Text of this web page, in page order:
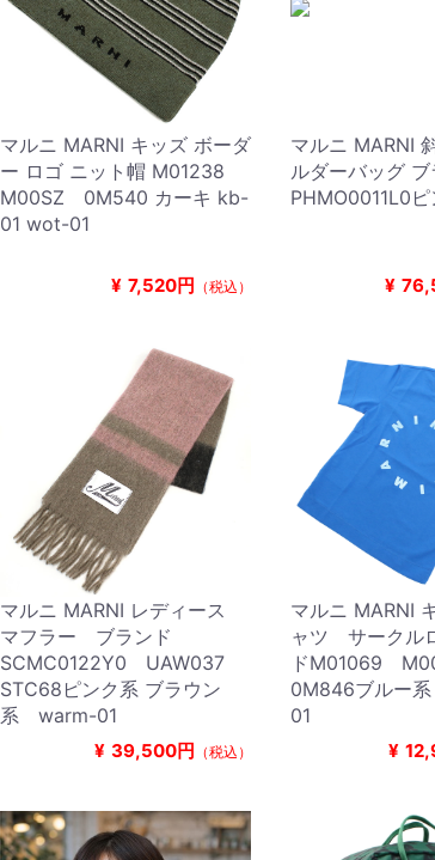
マルニ MARNI キッズ ボーダ
ー ロゴ ニット帽 M01238
M00SZ 0M540 カーキ kb-
01 wot-01
¥ 7,520円 （税込）
マルニ MARNI
ルダーバッグ ブ
PHMO0011L0ピ
¥
マルニ MARNI レディース
マフラー ブランド
SCMC0122Y0 UAW037
STC68ピンク系 ブラウン
系 warm-01
¥ 39,500円 （税込）
マルニ MARNI
ャツ サークル
ドM01069
0M846ブルー
01
¥